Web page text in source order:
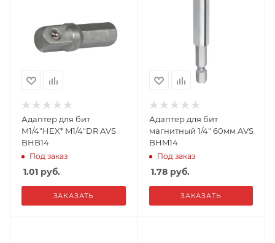
Адаптер для бит
M1/4"HEX* M1/4"DR AVS
BHB14
Под заказ
1.01 руб.
ЗАКАЗАТЬ
Адаптер для бит
магнитный 1/4" 60мм AVS
BHM14
Под заказ
1.78руб.
ЗАКАЗАТЬ